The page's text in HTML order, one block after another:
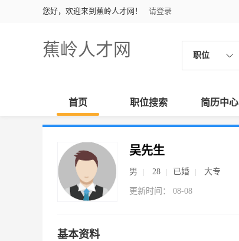
您好，欢迎来到蕉岭人才网！ 请登录
蕉岭人才网 职位
首页 职位搜索 简历中心
吴先生
男 28 已婚 大专
更新时间： 08-08
基本资料